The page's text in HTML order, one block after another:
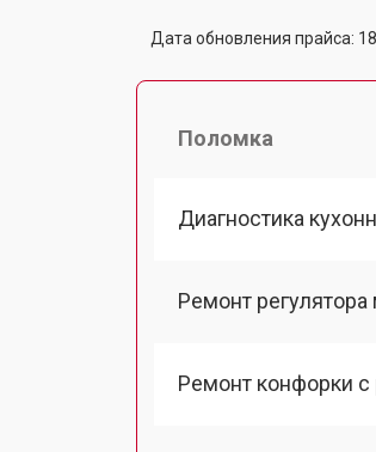
Дата обновления прайса:
Поломка
Диагностика
Ремонт
Ремонт конфорки